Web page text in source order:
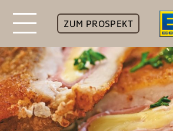
ZUM PROSPEKT